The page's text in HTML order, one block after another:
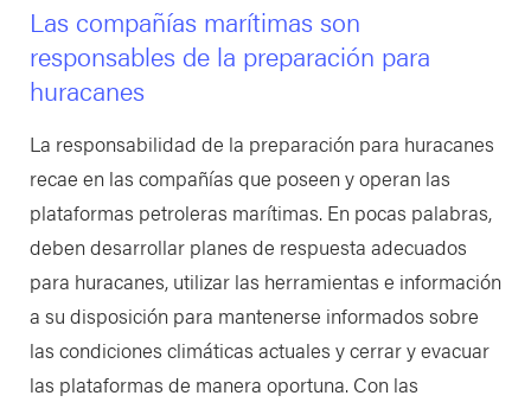
Las compañías marítimas son
responsables de la preparación para
huracanes
La responsabilidad de la preparación para huracanes
recae en las compañías que poseen y operan las
plataformas petroleras marítimas. En pocas palabras,
deben desarrollar planes de respuesta adecuados
para huracanes, utilizar las herramientas e información
a su disposición para mantenerse informados sobre
las condiciones climáticas actuales y cerrar y evacuar
las plataformas de manera oportuna. Con las